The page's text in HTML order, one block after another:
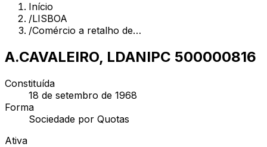
Início
/LISBOA
/Comércio a retalho de…
A.CAVALEIRO, LDANIPC 500000816
Constituída
18 de setembro de 1968
Forma
Sociedade por Quotas
Ativa